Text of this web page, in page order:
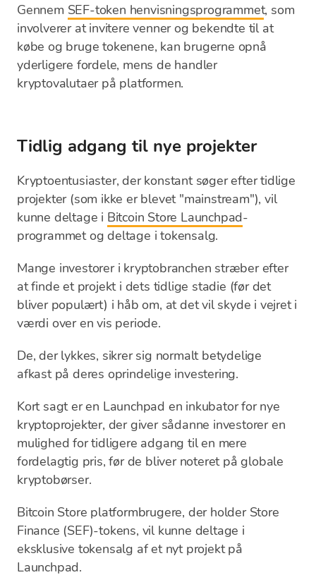
Gennem SEF-token henvisningsprogrammet, som
involverer at invitere venner og bekendte til at
købe og bruge tokenene, kan brugerne opnå
yderligere fordele, mens de handler
kryptovalutaer på platformen.
Tidlig adgang til nye projekter
Kryptoentusiaster, der konstant søger efter tidlige
projekter (som ikke er blevet "mainstream"), vil
kunne deltage i Bitcoin Store Launchpad-
programmet og deltage i tokensalg.
Mange investorer i kryptobranchen stræber efter
at finde et projekt i dets tidlige stadie (før det
bliver populært) i håb om, at det vil skyde i vejret i
værdi over en vis periode.
De, der lykkes, sikrer sig normalt betydelige
afkast på deres oprindelige investering.
Kort sagt er en Launchpad en inkubator for nye
kryptoprojekter, der giver sådanne investorer en
mulighed for tidligere adgang til en mere
fordelagtig pris, før de bliver noteret på globale
kryptobørser.
Bitcoin Store platformbrugere, der holder Store
Finance (SEF)-tokens, vil kunne deltage i
eksklusive tokensalg af et nyt projekt på
Launchpad.